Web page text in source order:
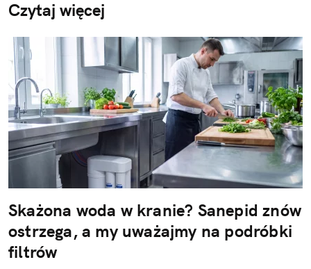
Czytaj więcej
Skażona woda w kranie? Sanepid znów
ostrzega, a my uważajmy na podróbki
filtrów